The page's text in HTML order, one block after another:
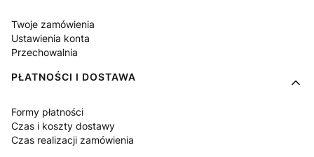
Twoje zamówienia
Ustawienia konta
Przechowalnia
PŁATNOŚCI I DOSTAWA
Formy płatności
Czas i koszty dostawy
Czas realizacji zamówienia